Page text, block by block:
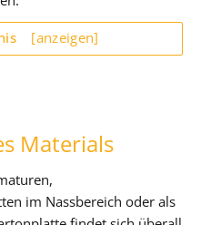
[anzeigen]
Materials
im Nassbereich oder als